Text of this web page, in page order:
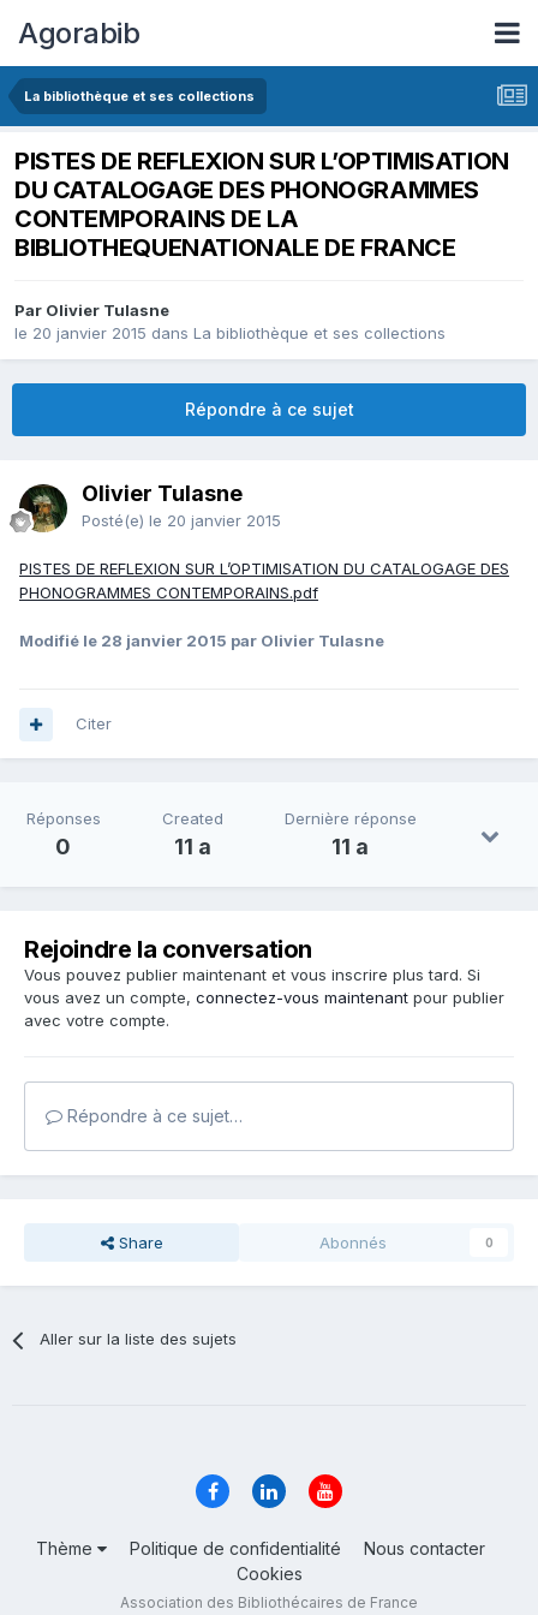
Agorabib
La bibliothèque et ses collections
PISTES DE REFLEXION SUR L’OPTIMISATION
DU CATALOGAGE DES PHONOGRAMMES
CONTEMPORAINS DE LA
BIBLIOTHEQUENATIONALE DE FRANCE
Par Olivier Tulasne
le 20 janvier 2015 dans La bibliothèque et ses collections
Répondre à ce sujet
Olivier Tulasne
Posté(e) le 20 janvier 2015
PISTES DE REFLEXION SUR L’OPTIMISATION DU CATALOGAGE DES
PHONOGRAMMES CONTEMPORAINS.pdf
Modifié le 28 janvier 2015 par Olivier Tulasne
Citer
Réponses
0
Created
11 a
Dernière réponse
11 a
Rejoindre la conversation
Vous pouvez publier maintenant et vous inscrire plus tard. Si
vous avez un compte, connectez-vous maintenant pour publier
avec votre compte.
Répondre à ce sujet…
Share Abonnés 0
Aller sur la liste des sujets
Thème Politique de confidentialité
Nous contacter
Cookies
Association des Bibliothécaires de France